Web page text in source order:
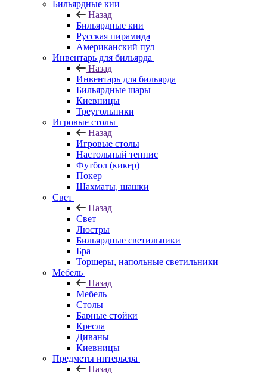
Бильярдные кии
Назад
Бильярдные кии
Русская пирамида
Американский пул
Инвентарь для бильярда
Назад
Инвентарь для бильярда
Бильярдные шары
Киевницы
Треугольники
Игровые столы
Назад
Игровые столы
Настольный теннис
Футбол (кикер)
Покер
Шахматы, шашки
Свет
Назад
Свет
Люстры
Бильярдные светильники
Бра
Торшеры, напольные светильники
Мебель
Назад
Мебель
Столы
Барные стойки
Кресла
Диваны
Киевницы
Предметы интерьера
Назад